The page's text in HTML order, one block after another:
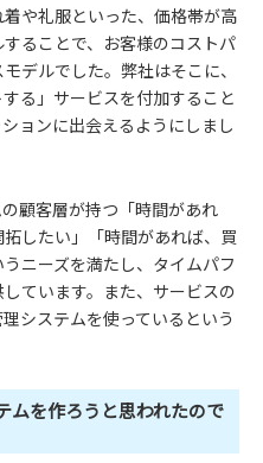
や礼服といった、価格帯が高
ることで、お客様のコストパ
デルでした。弊社はそこに、
る」サービスを付加すること
ョンに出会えるようにしまし
顧客層が持つ「時間があれ
したい」「時間があれば、買
ニーズを満たし、タイムパフ
ています。また、サービスの
システムを使っているという
ムを作ろうと思われたので